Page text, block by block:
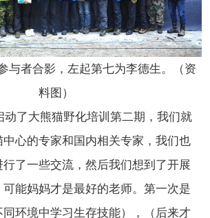
与者合影，左起第七为李德生。（资
料图）
动了大熊猫野化培训第二期，我们就
心的专家和国内相关专家，我们也
了一些交流，然后我们想到了开展
能妈妈才是最好的老师。第一次是
环境中学习生存技能），（后来才